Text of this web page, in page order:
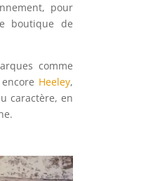
pour
boutique de
comme
Heeley,
caractère, en